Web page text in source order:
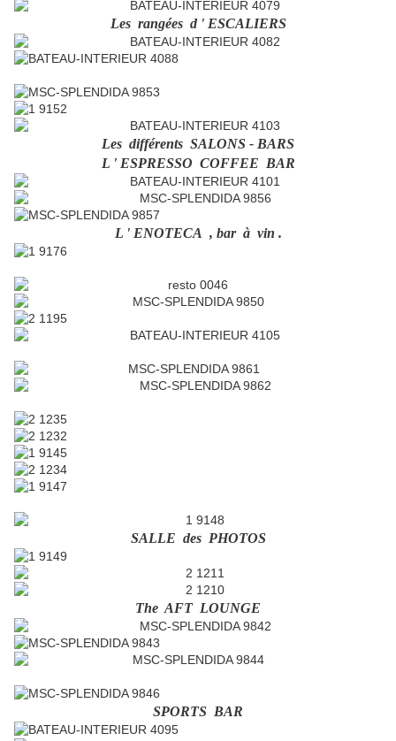
Les rangées d ' ESCALIERS
Les différents SALONS - BARS
L ' ESPRESSO COFFEE BAR
L ' ENOTECA , bar à vin .
SALLE des PHOTOS
The AFT LOUNGE
SPORTS BAR